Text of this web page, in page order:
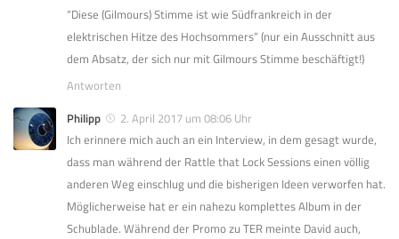
“Diese (Gilmours) Stimme ist wie Südfrankreich in der
elektrischen Hitze des Hochsommers” (nur ein Ausschnitt aus
dem Absatz, der sich nur mit Gilmours Stimme beschäftigt!)
Antworten
Philipp
2. April 2017 um 08:06 Uhr
Ich erinnere mich auch an ein Interview, in dem gesagt wurde,
dass man während der Rattle that Lock Sessions einen völlig
anderen Weg einschlug und die bisherigen Ideen verworfen hat.
Möglicherweise hat er ein nahezu komplettes Album in der
Schublade. Während der Promo zu TER meinte David auch,